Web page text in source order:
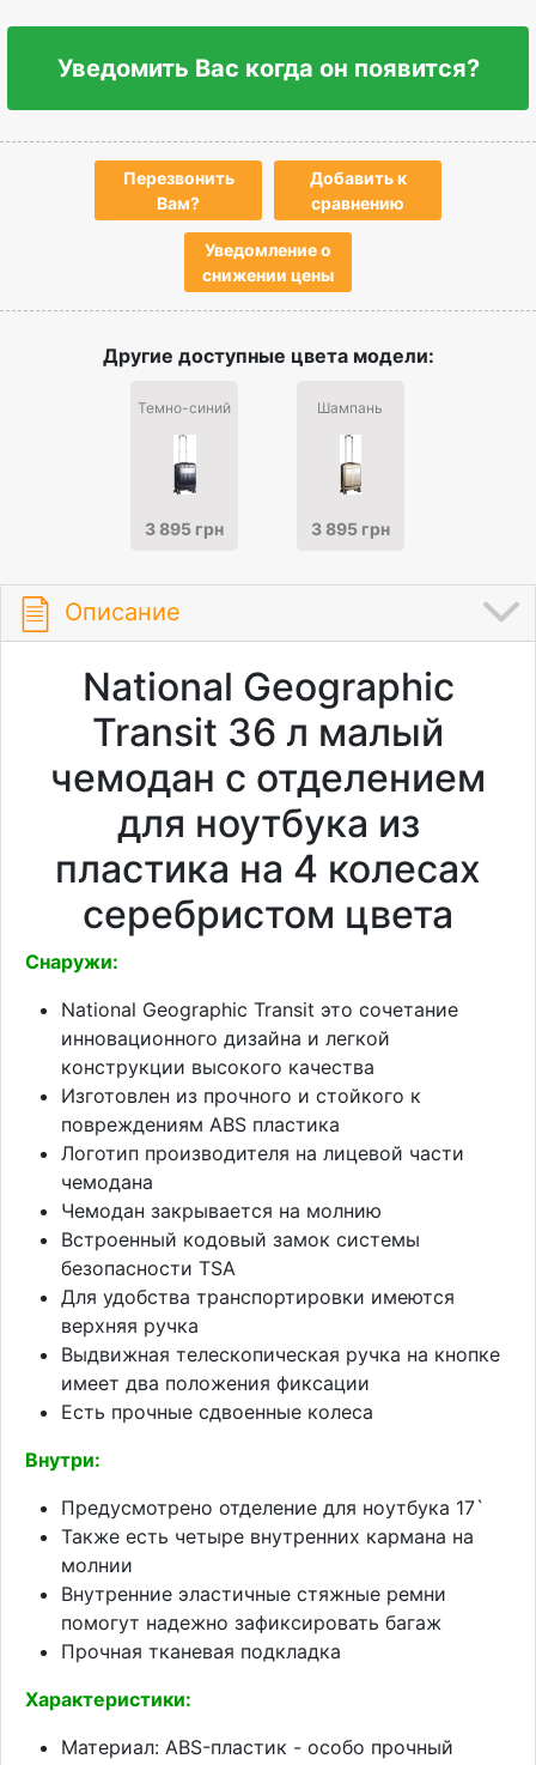
Уведомить Вас когда он появится?
Перезвонить
Вам?
Добавить к
сравнению
Уведомление о
снижении цены
Другие доступные цвета модели:
Темно-синий
3 895 грн
Шампань
3 895 грн
Описание
National Geographic
Transit 36 л малый
чемодан с отделением
для ноутбука из
пластика на 4 колесах
серебристом цвета
Снаружи:
National Geographic Transit это сочетание
инновационного дизайна и легкой
конструкции высокого качества
Изготовлен из прочного и стойкого к
повреждениям ABS пластика
Логотип производителя на лицевой части
чемодана
Чемодан закрывается на молнию
Встроенный кодовый замок системы
безопасности TSA
Для удобства транспортировки имеются
верхняя ручка
Выдвижная телескопическая ручка на кнопке
имеет два положения фиксации
Есть прочные сдвоенные колеса
Внутри:
Предусмотрено отделение для ноутбука 17`
Также есть четыре внутренних кармана на
молнии
Внутренние эластичные стяжные ремни
помогут надежно зафиксировать багаж
Прочная тканевая подкладка
Характеристики:
Материал: ABS-пластик - особо прочный